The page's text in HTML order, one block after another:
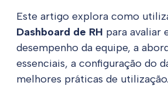
Este artigo explora como
Dashboard de RH para avaliar
desempenho da equipe, a
essenciais, a configuração do
melhores práticas de utilização.